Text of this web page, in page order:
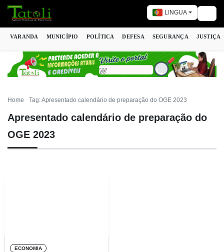
LINGUA
VARANDA MUNICÍPIO POLÍTICA DEFESA SEGURANÇA JUSTIÇA
Home Tag: Apresentado calendário de preparação do OGE 2023
Apresentado calendário de preparação do
OGE 2023
ECONOMIA